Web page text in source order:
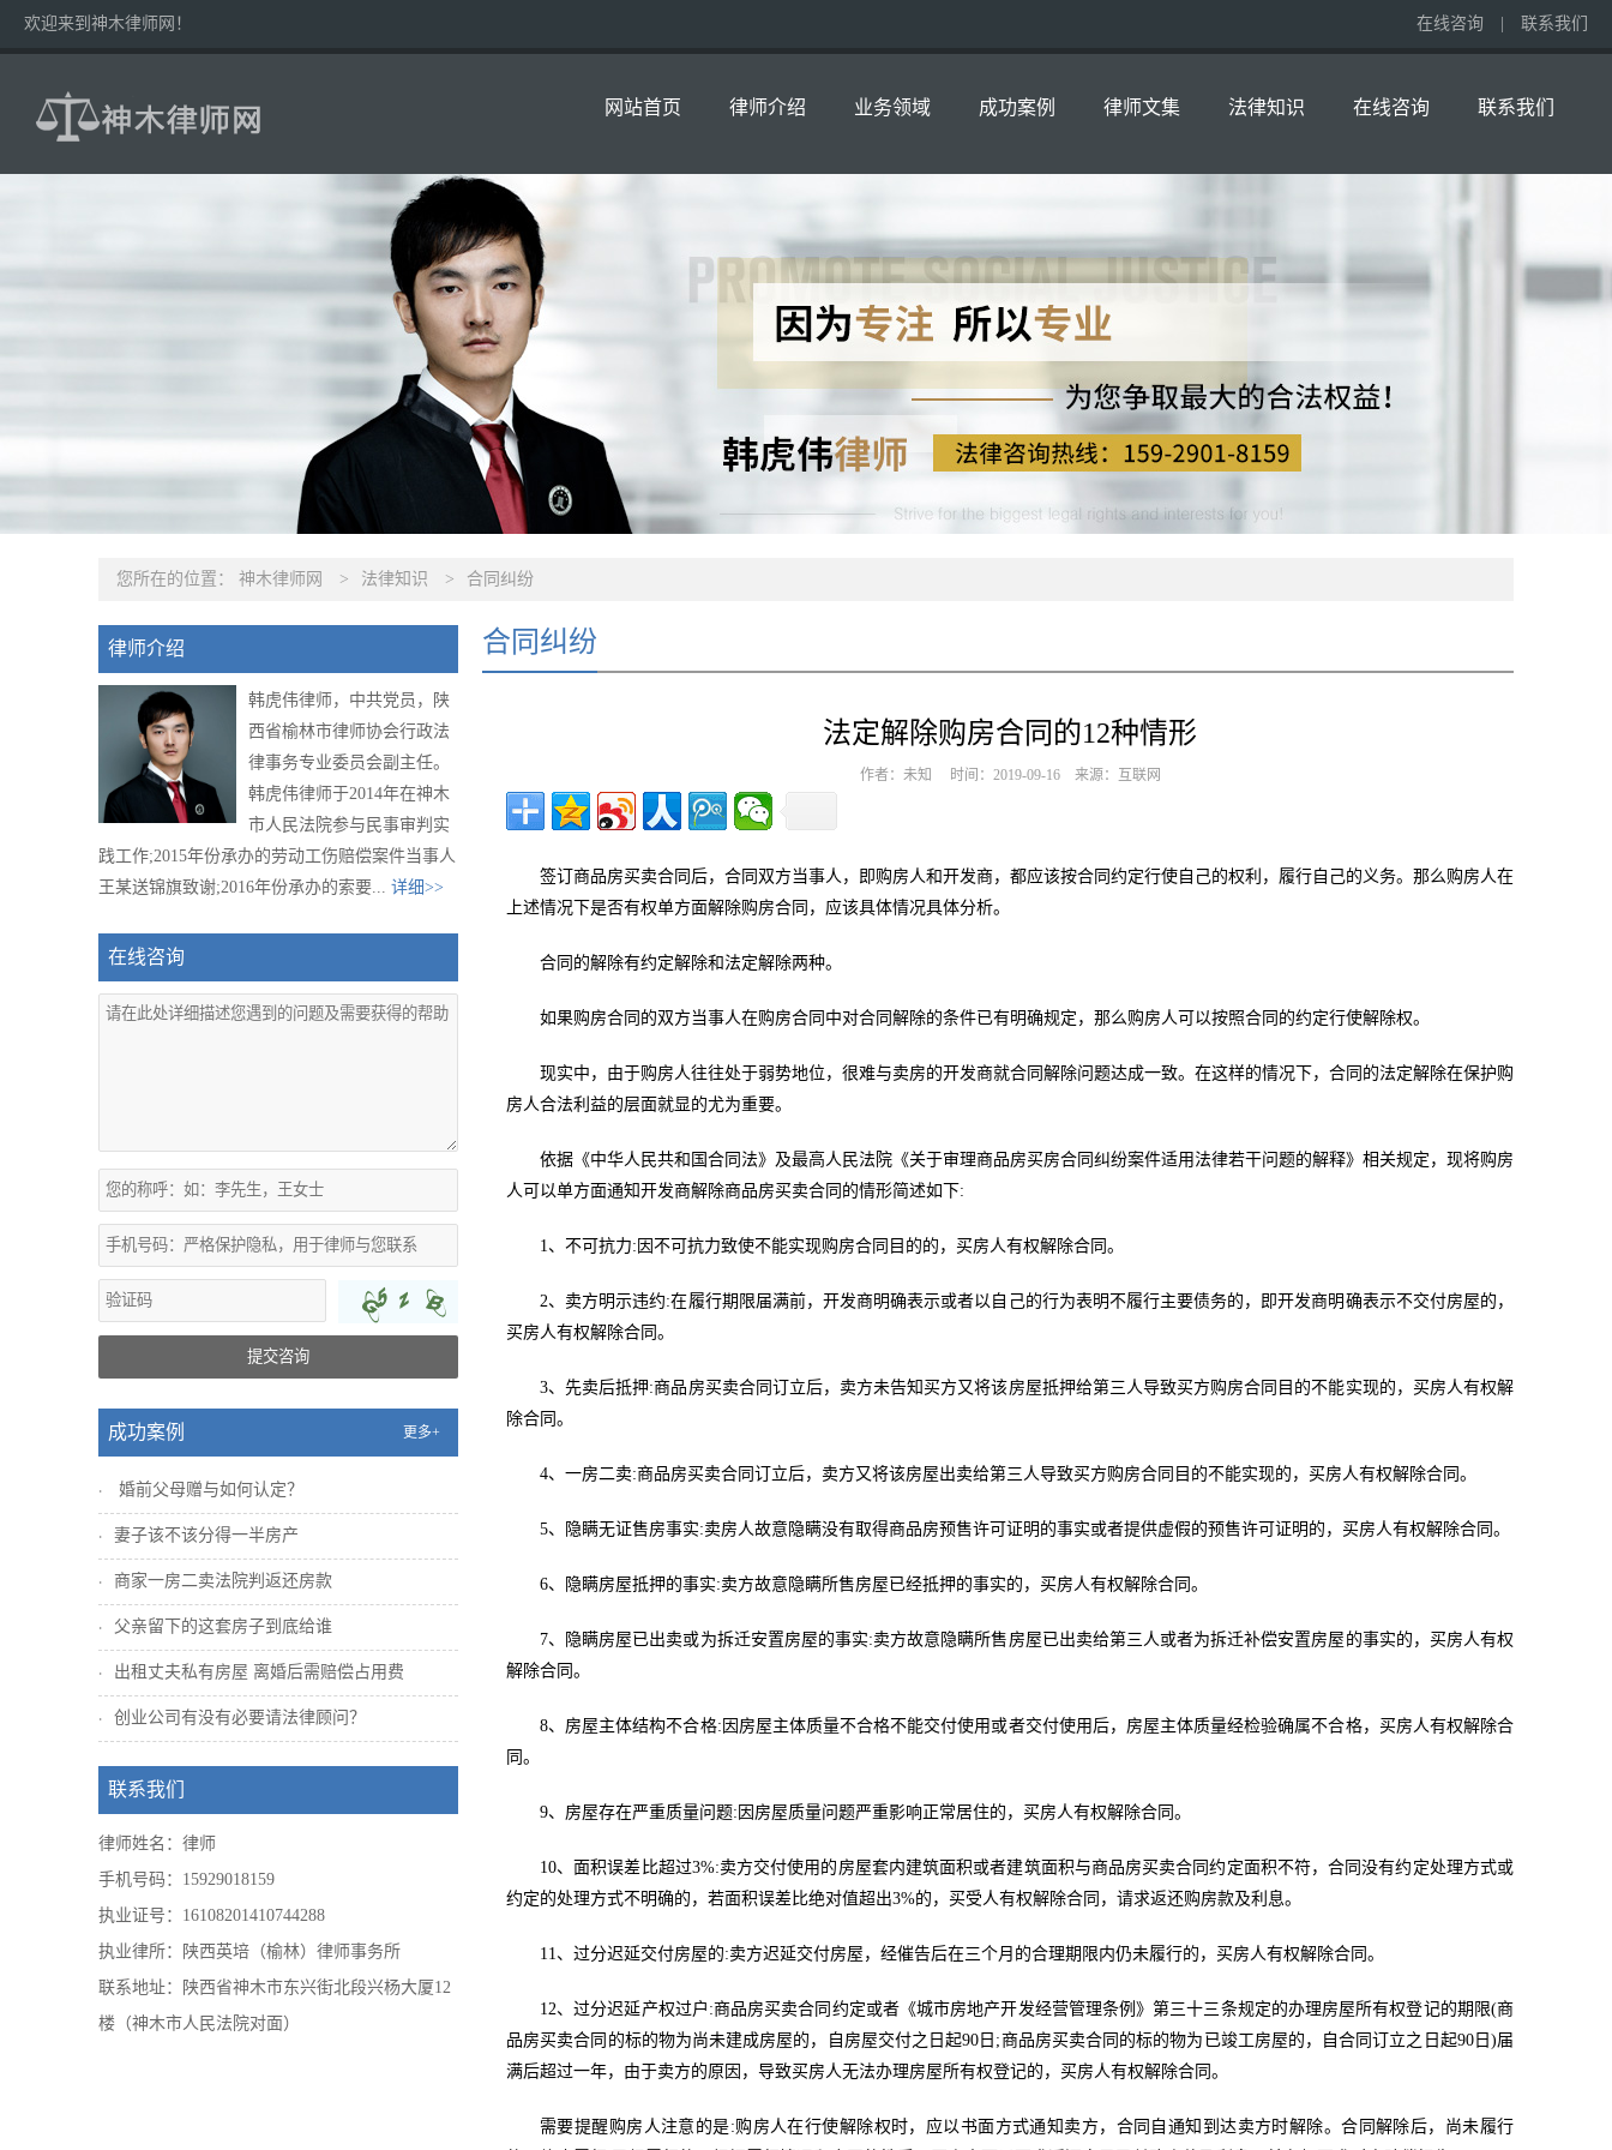
欢迎来到神木律师网！ 在线咨询 联系我们
网站首页 律师介绍 业务领域 成功案例 律师文集 法律知识 在线咨询 联系我们
您所在的位置： 神木律师网 > 法律知识 > 合同纠纷
律师介绍
韩虎伟律师，中共党员，陕
西省榆林市律师协会行政法
律事务专业委员会副主任。
韩虎伟律师于2014年在神木
市人民法院参与民事审判实
践工作;2015年份承办的劳动工伤赔偿案件当事人
王某送锦旗致谢;2016年份承办的索要... 详细>>
在线咨询
提交咨询
成功案例 更多+
婚前父母赠与如何认定？
妻子该不该分得一半房产
商家一房二卖法院判返还房款
父亲留下的这套房子到底给谁
出租丈夫私有房屋 离婚后需赔偿占用费
创业公司有没有必要请法律顾问？
联系我们
律师姓名：律师
手机号码：15929018159
执业证号：16108201410744288
执业律所：陕西英培（榆林）律师事务所
联系地址：陕西省神木市东兴街北段兴杨大厦12
楼（神木市人民法院对面）
合同纠纷
法定解除购房合同的12种情形
作者：未知 时间：2019-09-16 来源：互联网
签订商品房买卖合同后，合同双方当事人，即购房人和开发商，都应该按合同约定行使自己的权利，履行自己的义务。那么购房人在
上述情况下是否有权单方面解除购房合同，应该具体情况具体分析。
合同的解除有约定解除和法定解除两种。
如果购房合同的双方当事人在购房合同中对合同解除的条件已有明确规定，那么购房人可以按照合同的约定行使解除权。
现实中，由于购房人往往处于弱势地位，很难与卖房的开发商就合同解除问题达成一致。在这样的情况下，合同的法定解除在保护购
房人合法利益的层面就显的尤为重要。
依据《中华人民共和国合同法》及最高人民法院《关于审理商品房买房合同纠纷案件适用法律若干问题的解释》相关规定，现将购房
人可以单方面通知开发商解除商品房买卖合同的情形简述如下:
1、不可抗力:因不可抗力致使不能实现购房合同目的的，买房人有权解除合同。
2、卖方明示违约:在履行期限届满前，开发商明确表示或者以自己的行为表明不履行主要债务的，即开发商明确表示不交付房屋的，
买房人有权解除合同。
3、先卖后抵押:商品房买卖合同订立后，卖方未告知买方又将该房屋抵押给第三人导致买方购房合同目的不能实现的，买房人有权解
除合同。
4、一房二卖:商品房买卖合同订立后，卖方又将该房屋出卖给第三人导致买方购房合同目的不能实现的，买房人有权解除合同。
5、隐瞒无证售房事实:卖房人故意隐瞒没有取得商品房预售许可证明的事实或者提供虚假的预售许可证明的，买房人有权解除合同。
6、隐瞒房屋抵押的事实:卖方故意隐瞒所售房屋已经抵押的事实的，买房人有权解除合同。
7、隐瞒房屋已出卖或为拆迁安置房屋的事实:卖方故意隐瞒所售房屋已出卖给第三人或者为拆迁补偿安置房屋的事实的，买房人有权
解除合同。
8、房屋主体结构不合格:因房屋主体质量不合格不能交付使用或者交付使用后，房屋主体质量经检验确属不合格，买房人有权解除合
同。
9、房屋存在严重质量问题:因房屋质量问题严重影响正常居住的，买房人有权解除合同。
10、面积误差比超过3%:卖方交付使用的房屋套内建筑面积或者建筑面积与商品房买卖合同约定面积不符，合同没有约定处理方式或
约定的处理方式不明确的，若面积误差比绝对值超出3%的，买受人有权解除合同，请求返还购房款及利息。
11、过分迟延交付房屋的:卖方迟延交付房屋，经催告后在三个月的合理期限内仍未履行的，买房人有权解除合同。
12、过分迟延产权过户:商品房买卖合同约定或者《城市房地产开发经营管理条例》第三十三条规定的办理房屋所有权登记的期限(商
品房买卖合同的标的物为尚未建成房屋的，自房屋交付之日起90日;商品房买卖合同的标的物为已竣工房屋的，自合同订立之日起90日)届
满后超过一年，由于卖方的原因，导致买房人无法办理房屋所有权登记的，买房人有权解除合同。
需要提醒购房人注意的是:购房人在行使解除权时，应以书面方式通知卖方，合同自通知到达卖方时解除。合同解除后，尚未履行